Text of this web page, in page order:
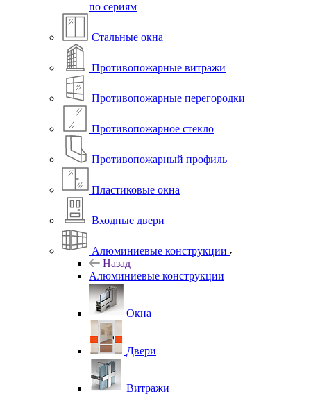
по сериям
Стальные окна
Противопожарные витражи
Противопожарные перегородки
Противопожарное стекло
Противопожарный профиль
Пластиковые окна
Входные двери
Алюминиевые конструкции
Назад
Алюминиевые конструкции
Окна
Двери
Витражи